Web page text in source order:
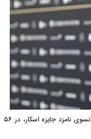
مرجان ساتراپی انیماتور و کارگردان ایرانی- فرانسوی نامزد جایزه اسکار، در ۵۶